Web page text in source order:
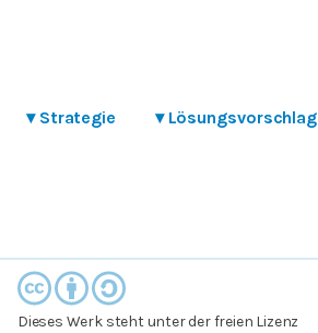
▾ Strategie ▾ Lösungsvorschlag
Dieses Werk steht unter der freien Lizenz